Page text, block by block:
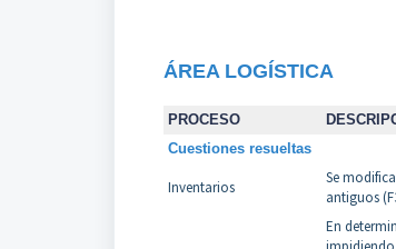
ÁREA LOGÍSTICA
PROCESO
Cuestiones resueltas
Inventarios
Se
antiguos
En